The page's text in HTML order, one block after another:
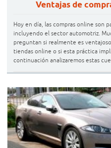
Ventajas de
Hoy en día, las compras online son
incluyendo el sector automotriz.
preguntan si realmente es
tiendas online o si esta práctica
continuación analizaremos estas